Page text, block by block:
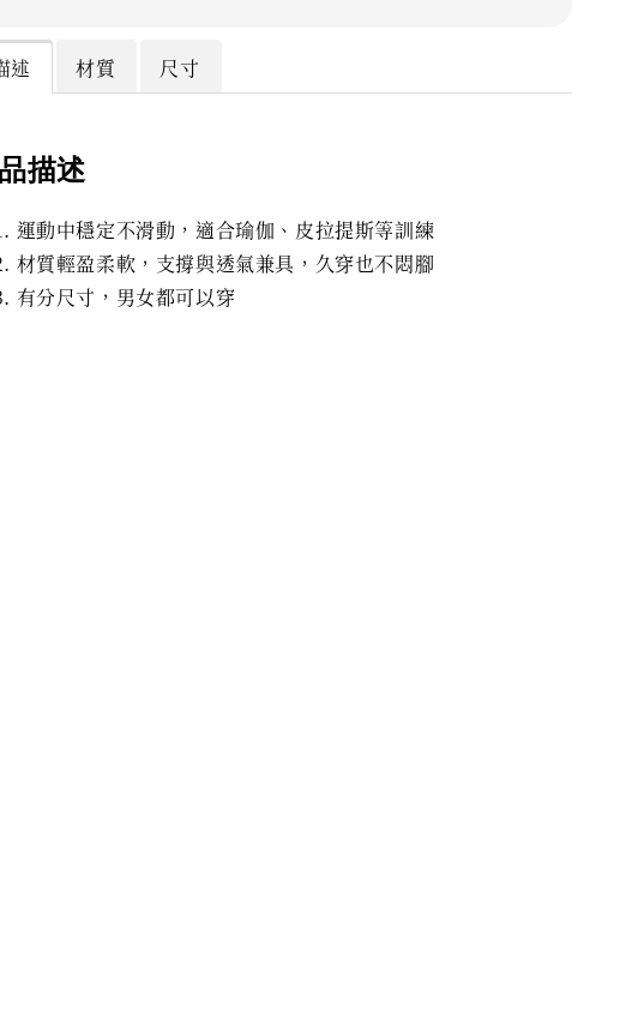
述 材質 尺寸
描述
運動中穩定不滑動，適合瑜伽、皮拉提斯等訓練
材質輕盈柔軟，支撐與透氣兼具，久穿也不悶腳
有分尺寸，男女都可以穿